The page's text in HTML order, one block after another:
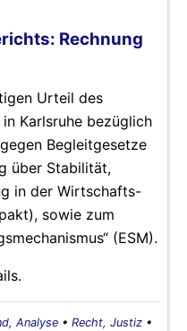
Rechnung
Urteil des
Karlsruhe bezüglich
Begleitgesetze
über Stabilität,
in der Wirtschafts-
sowie zum
(ESM).
Analyse • Recht, Justiz •